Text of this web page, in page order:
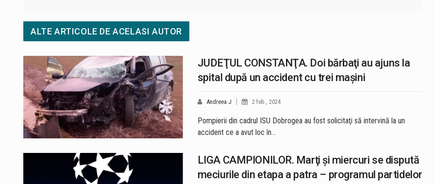
ALTE ARTICOLE DE ACELASI AUTOR
JUDEŢUL CONSTANŢA. Doi bărbaţi au ajuns la
spital după un accident cu trei maşini
Andreea J 2 feb., 2024
Pompierii din cadrul ISU Dobrogea au fost solicitaţi să intervină la un
accident ce a avut loc în…
LIGA CAMPIONILOR. Marţi şi miercuri se dispută
meciurile din etapa a patra – programul partidelor